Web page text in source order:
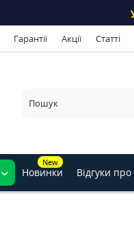
Гарантії Акції Статті
New
Новинки Відгуки